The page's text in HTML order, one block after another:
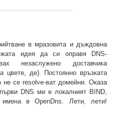
в мразовита и дъждовна
идея да си оправя DNS-
незаслужено доставчика
цвете, де). Постоянно връзката
не се resolve-ват домейни. Оказа
DNS ми е локалният BIND,
имена в OpenDns. Лети, лети!